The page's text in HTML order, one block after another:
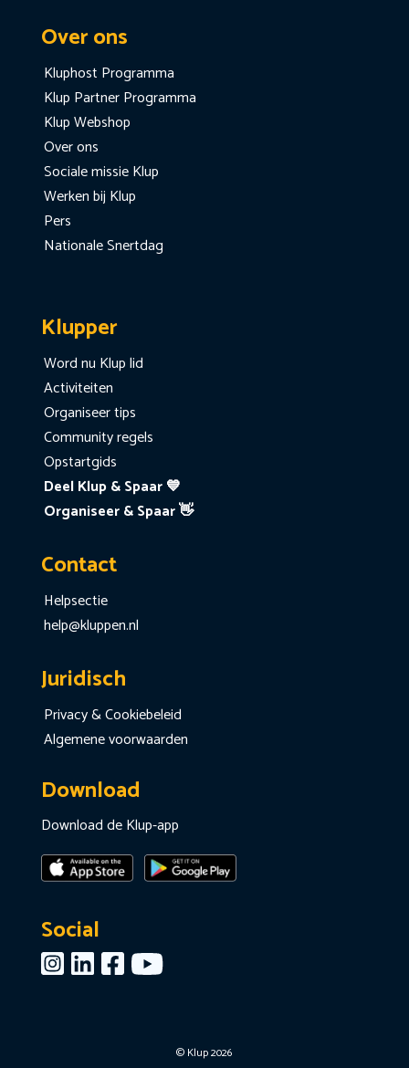
Over ons
Kluphost Programma
Klup Partner Programma
Klup Webshop
Over ons
Sociale missie Klup
Werken bij Klup
Pers
Nationale Snertdag
Klupper
Word nu Klup lid
Activiteiten
Organiseer tips
Community regels
Opstartgids
Deel Klup & Spaar 💙
Organiseer & Spaar 👋
Contact
Helpsectie
help@kluppen.nl
Juridisch
Privacy & Cookiebeleid
Algemene voorwaarden
Download
Download de Klup-app
Social
© Klup 2026